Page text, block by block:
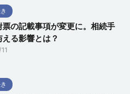
票の記載事項が変更に。相続手
る影響とは？